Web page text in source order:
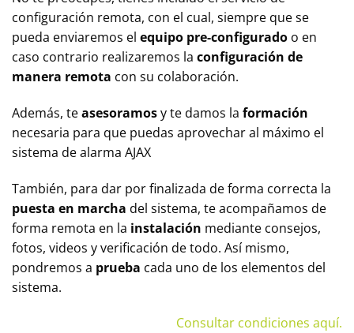
configuración remota, con el cual, siempre que se
pueda enviaremos el equipo pre-configurado o en
caso contrario realizaremos la configuración de
manera remota con su colaboración.
Además, teasesoramosy te damos la formación
necesaria para que puedas aprovechar al máximo el
sistema de alarma AJAX
También, para dar por finalizada de forma correcta la
puesta en marcha del sistema, te acompañamos de
forma remota en la instalación mediante consejos,
fotos, videos y verificación de todo. Así mismo,
pondremos a prueba cada uno de los elementos del
sistema.
Consultar condiciones aquí.